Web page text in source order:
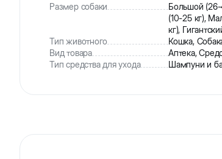
Размер собаки
Большой
(10-25 кг),
кг),
Тип животного
Кошка,
Вид товара
Аптека,
Тип средства для ухода
Шампуни и